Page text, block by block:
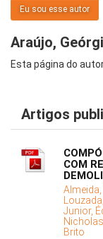
Eu sou esse autor
Araújo,
Esta página do
Artigos
COM
Junior,
Brito